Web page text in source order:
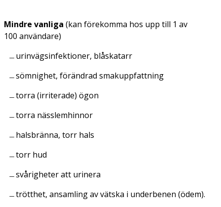
Mindre vanliga (kan förekomma hos upp till 1 av
100 användare)
urinvägsinfektioner, blåskatarr
sömnighet, förändrad smakuppfattning
torra (irriterade) ögon
torra nässlemhinnor
halsbränna, torr hals
torr hud
svårigheter att urinera
trötthet, ansamling av vätska i underbenen (ödem).